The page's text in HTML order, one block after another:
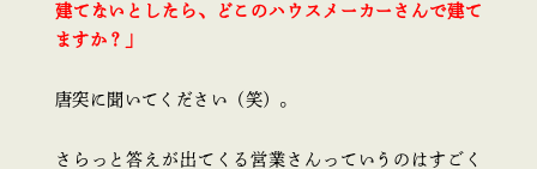
建てないとしたら、どこのハウスメーカーさんで建て
ますか？」
唐突に聞いてください（笑）。
さらっと答えが出てくる営業さんっていうのはすごく